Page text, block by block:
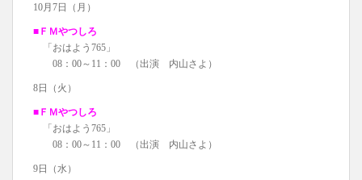
10月7日（月）
■ＦＭやつしろ
「おはよう765」
08：00～11：00 （出演 内山さよ）
8日（火）
■ＦＭやつしろ
「おはよう765」
08：00～11：00 （出演 内山さよ）
9日（水）